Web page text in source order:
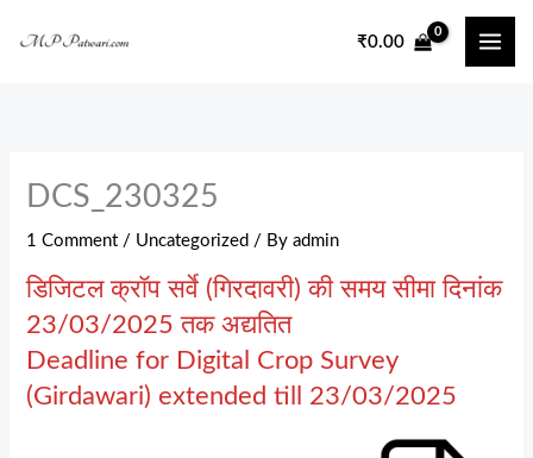
₹0.00
DCS_230325
1 Comment / Uncategorized / Byadmin
डिजिटल क्रॉप सर्वे (गिरदावरी) की समय सीमा दिनांक
23/03/2025 तक अद्यतित
Deadline for Digital Crop Survey
(Girdawari) extended till 23/03/2025